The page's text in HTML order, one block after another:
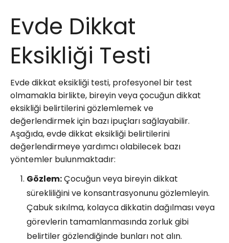
Evde Dikkat
Eksikliği Testi
Evde dikkat eksikliği testi, profesyonel bir test
olmamakla birlikte, bireyin veya çocuğun dikkat
eksikliği belirtilerini gözlemlemek ve
değerlendirmek için bazı ipuçları sağlayabilir.
Aşağıda, evde dikkat eksikliği belirtilerini
değerlendirmeye yardımcı olabilecek bazı
yöntemler bulunmaktadır:
Gözlem:Çocuğun veya bireyin dikkat
sürekliliğini ve konsantrasyonunu gözlemleyin.
Çabuk sıkılma, kolayca dikkatin dağılması veya
görevlerin tamamlanmasında zorluk gibi
belirtiler gözlendiğinde bunları not alın.